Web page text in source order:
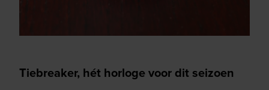
Tiebreaker, hét horloge voor dit seizoen